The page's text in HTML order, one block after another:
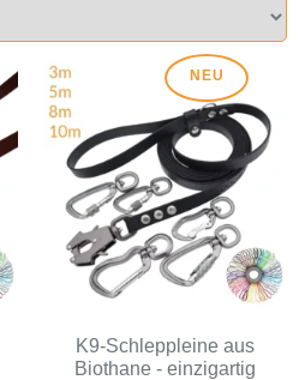
NEU
K9-Schleppleine aus
Biothane - einzigartig